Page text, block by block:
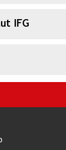
IFG